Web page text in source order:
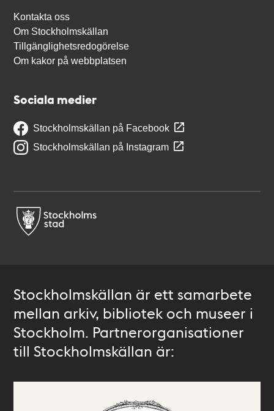
Kontakta oss
Om Stockholmskällan
Tillgänglighetsredogörelse
Om kakor på webbplatsen
Sociala medier
Stockholmskällan på Facebook
Stockholmskällan på Instagram
Stockholmskällan är ett samarbete
mellan arkiv, bibliotek och museer i
Stockholm. Partnerorganisationer
till Stockholmskällan är: